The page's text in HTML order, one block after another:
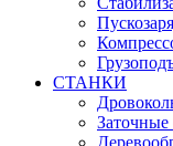
СТАНКИ
Заточные